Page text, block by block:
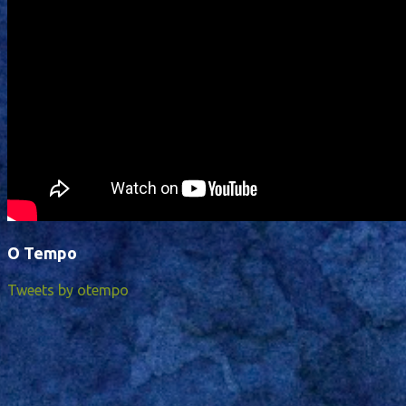
O Tempo
Tweets by otempo